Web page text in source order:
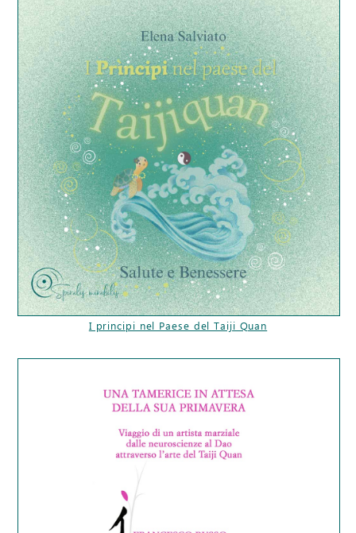
I principi nel Paese del Taiji Quan